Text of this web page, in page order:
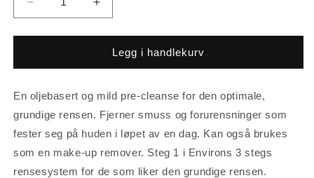
antallet
for
Skin
Pre-
Cleansing
Øk
antallet
for
Environ
Skin
Pre-
Cleansing
Legg i handlekurv
En oljebasert og mild pre-cleanse for den optimale,
grundige rensen. Fjerner smuss og forurensninger som
fester seg på huden i løpet av en dag. Kan også brukes
som en make-up remover. Steg 1 i Environs 3 stegs
rensesystem for de som liker den grundige rensen.